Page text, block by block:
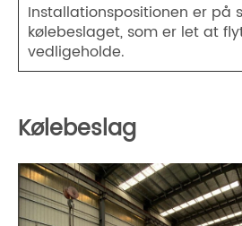
Installationspositionen er på
kølebeslaget, som er let at
vedligeholde.
Kølebeslag